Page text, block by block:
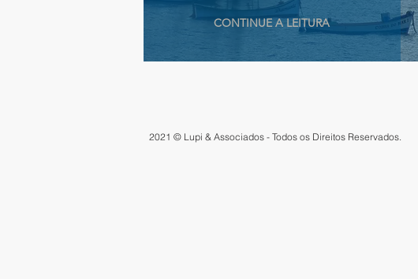
CONTINUE A LEITURA
2021 © Lupi & Associados - Todos os Direitos Reservados.